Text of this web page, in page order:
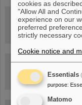
FAIR-
cookies as
"Allow All and
experience on our
preferred
strictly necessary
Cookie notice and
Essentials
purpose:
Matomo